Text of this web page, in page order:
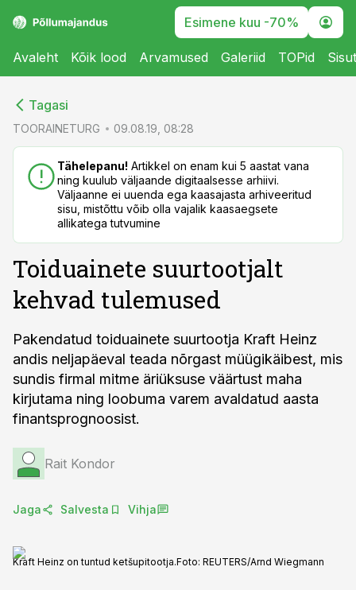
Esimene kuu -70%
Avaleht Kõik lood Arvamused Galeriid TOPid
Tagasi
TOORAINETURG 09.08.19, 08:28
Tähelepanu! Artikkel on enam kui 5 aastat vana
ning kuulub väljaande digitaalsesse arhiivi.
Väljaanne ei uuenda ega kaasajasta arhiveeritud
sisu, mistõttu võib olla vajalik kaasaegsete
allikatega tutvumine
Toiduainete suurtootjalt
kehvad tulemused
Pakendatud toiduainete suurtootja Kraft Heinz
andis neljapäeval teada nõrgast müügikäibest, mis
sundis firmal mitme äriüksuse väärtust maha
kirjutama ning loobuma varem avaldatud aasta
finantsprognoosist.
Rait Kondor
Jaga Salvesta Vihja
Kraft Heinz on tuntud ketšupitootja.Foto: REUTERS/Arnd Wiegmann